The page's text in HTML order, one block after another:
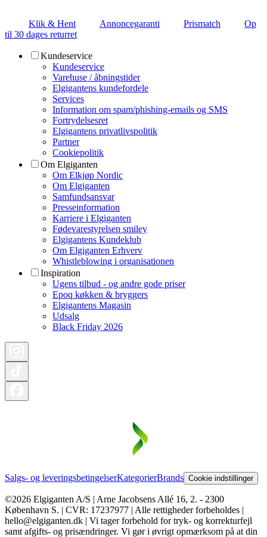
Klik & Hent Annoncegaranti Prismatch
Op
til 30 dages returret
Kundeservice
Kundeservice
Varehuse / åbningstider
Elgigantens kundefordele
Services
Information om spam/phishing-emails og SMS
Fortrydelsesret
Elgigantens privatlivspolitik
Partner
Cookiepolitik
Om Elgiganten
Om Elkjøp Nordic
Om Elgiganten
Samfundsansvar
Presseinformation
Karriere i Elgiganten
Fødevarestyrelsen smiley
Elgigantens Kundeklub
Om Elgiganten Erhverv
Whistleblowing i organisationen
Inspiration
Ugens tilbud - og andre gode priser
Epoq køkken & bryggers
Elgigantens Magasin
Udsalg
Black Friday 2026
Salgs- og leveringsbetingelserKategorierBrands Cookie indstillinger
©2026 Elgiganten A/S | Arne Jacobsens Allé 16, 2. - 2300
København S. | CVR: 17237977 | Alle rettigheder forbeholdes |
hello@elgiganten.dk | Vi tager forbehold for tryk- og korrekturfejl
samt afgifts- og prisændringer. Vi gør i øvrigt opmærksom på at din